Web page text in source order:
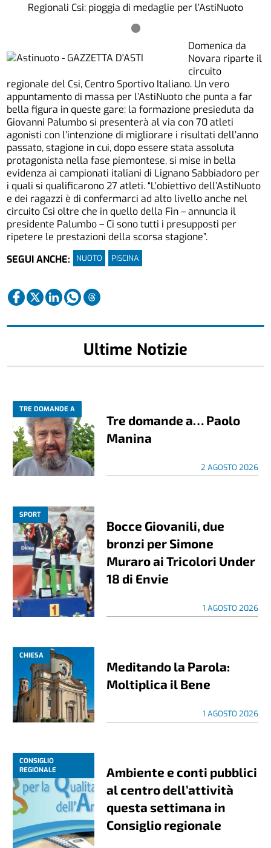
Regionali Csi: pioggia di medaglie per l’AstiNuoto
Domenica da
Novara riparte il
circuito
regionale del Csi, Centro Sportivo Italiano. Un vero
appuntamento di massa per l’AstiNuoto che punta a far
bella figura in queste gare: la formazione presieduta da
Giovanni Palumbo si presenterà al via con 70 atleti
agonisti con l’intenzione di migliorare i risultati dell’anno
passato, stagione in cui, dopo essere stata assoluta
protagonista nella fase piemontese, si mise in bella
evidenza ai campionati italiani di Lignano Sabbiadoro per
i quali si qualificarono 27 atleti. “L’obiettivo dell’AstiNuoto
e dei ragazzi è di confermarci ad alto livello anche nel
circuito Csi oltre che in quello della Fin – annuncia il
presidente Palumbo – Ci sono tutti i presupposti per
ripetere le prestazioni della scorsa stagione”.
SEGUI ANCHE:
NUOTO PISCINA
Ultime Notizie
TRE DOMANDE A
Tre domande a… Paolo
Manina
2 AGOSTO 2026
SPORT
Bocce Giovanili, due
bronzi per Simone
Muraro ai Tricolori Under
18 di Envie
1 AGOSTO 2026
CHIESA
Meditando la Parola:
Moltiplica il Bene
1 AGOSTO 2026
CONSIGLIO
REGIONALE
Ambiente e conti pubblici
al centro dell’attività
questa settimana in
Consiglio regionale